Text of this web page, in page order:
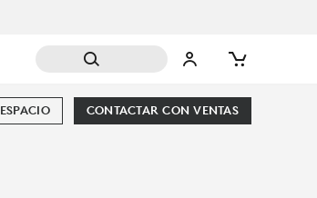
CONTACTAR CON VENTAS